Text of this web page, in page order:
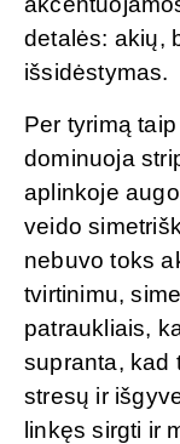
detalės: akių,
išsidėstymas.
Per tyrimą
dominuoja
aplinkoje
veido
nebuvo toks
tvirtinimu,
patraukliais,
supranta, kad
stresų ir
linkęs sirgti ir